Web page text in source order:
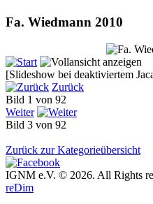
Fa. Wiedmann 2010
[Slideshow bei deaktiviertem
Zurück
Bild 1 von 92
Weiter
Bild 3 von 92
Zurück zur Kategorieübersicht
IGNM e.V. © 2026. All Rights
reDim